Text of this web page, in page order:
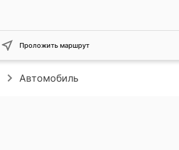
Проложить маршрут
Автомобиль